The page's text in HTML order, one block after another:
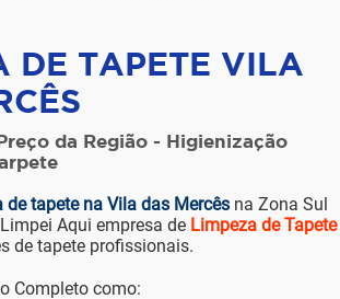
DE TAPETE VILA
da Região - Higienização
de tapete na Vila das Mercêsna Zona Sul
Aqui empresa de Limpeza de Tapete
de tapete profissionais.
Completo como: